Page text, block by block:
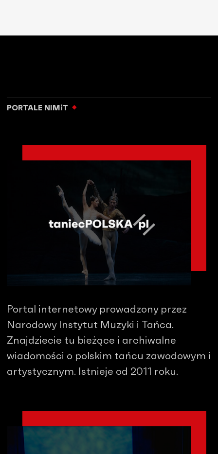
PORTALE NIMiT
Portal internetowy prowadzony przez
Narodowy Instytut Muzyki i Tańca.
Znajdziecie tu bieżące i archiwalne
wiadomości o polskim tańcu zawodowym i
artystycznym. Istnieje od 2011 roku.